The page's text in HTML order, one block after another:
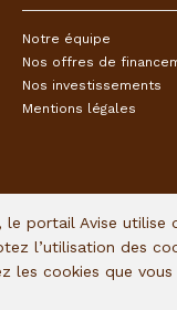
Notre équipe
Nos offres de
Nos investissements
Mentions légales
portail Avise utilise
l’utilisation des
les cookies que